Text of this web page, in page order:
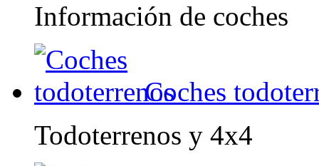
Información de coches
Coches
Todoterrenos y 4x4